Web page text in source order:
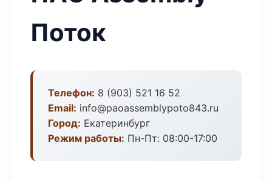
Поток
Телефон: 8 (903) 521 16 52
Email: info@paoassemblypoto843.ru
Город: Екатеринбург
Режим работы: Пн-Пт: 08:00-17:00